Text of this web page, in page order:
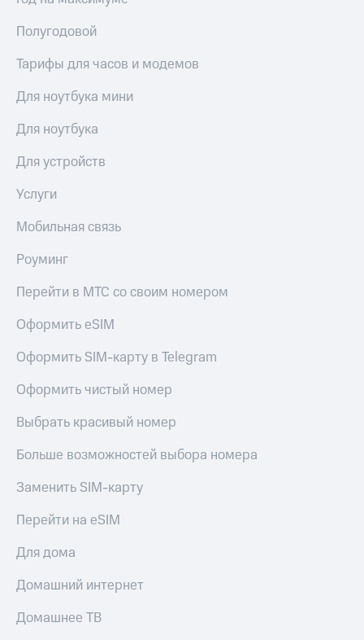
МТС
Все
приложения
Финансы
Инвестиции
онлайн
полисов
Скидка 30%
МТС
МТС
Накопления
деньги
и получайте
доход 15%
Платежи
переводы
Пополнить
МТС
Деньги
Накопления
Откладывайте
деньги
и получайте
доход 15%
Условия
30%
RED,
и МТС Супер
при оплате
МТС Деньги
Обзоры
товаров
до 40%
на смартфоны
покупке
МТС
Полугодовой
Тарифы для часов и модемов
Для ноутбука мини
Для ноутбука
Для устройств
Услуги
Мобильная связь
Роуминг
Перейти в МТС со своим номером
Оформить eSIM
Оформить SIM-карту в Telegram
Оформить чистый номер
Выбрать красивый номер
Больше возможностей выбора номера
Заменить SIM-карту
Перейти на eSIM
Для дома
Домашний интернет
Домашнее ТВ